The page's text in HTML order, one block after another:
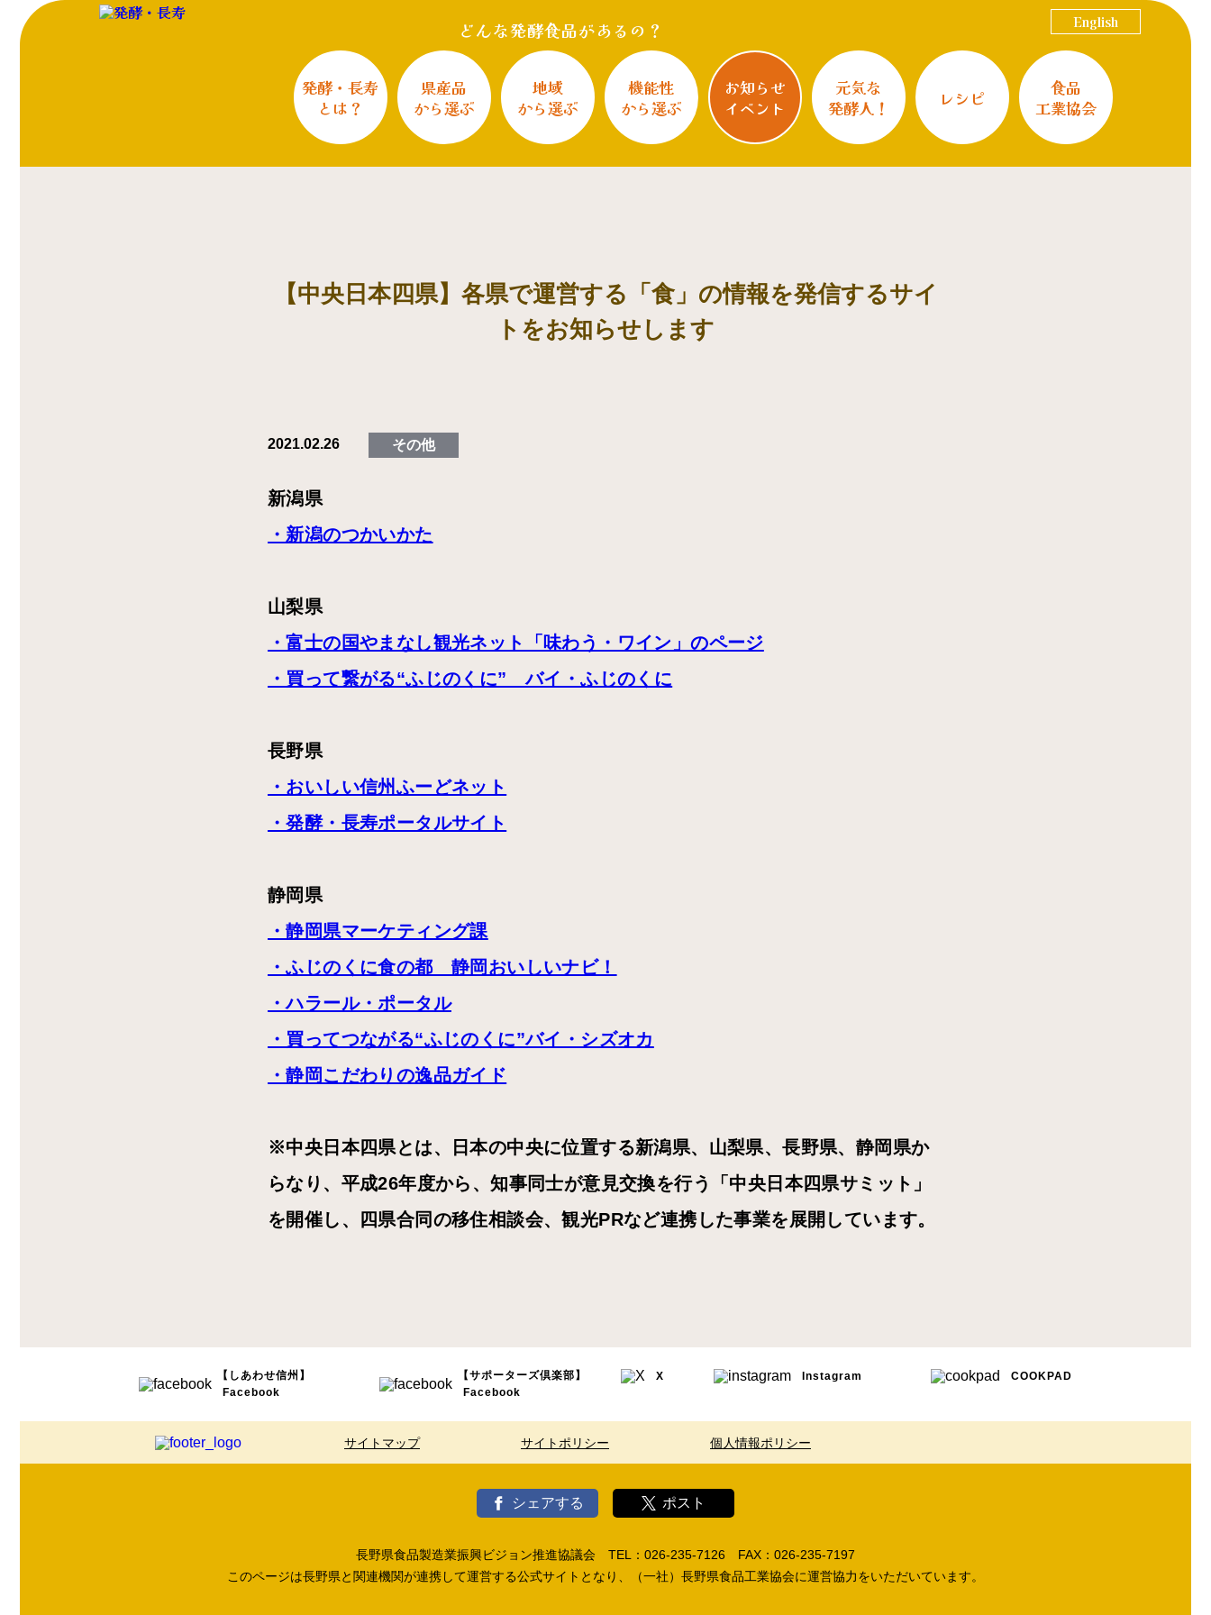
English
どんな発酵食品があるの？
発酵・長寿
とは？
県産品
から選ぶ
地域
から選ぶ
機能性
から選ぶ
お知らせ
イベント
元気な
発酵人！
レシピ
食品
工業協会
【中央日本四県】各県で運営する「食」の情報を発信するサイ
トをお知らせします
2021.02.26 その他
新潟県
・新潟のつかいかた
山梨県
・富士の国やまなし観光ネット「味わう・ワイン」のページ
・買って繋がる“ふじのくに” バイ・ふじのくに
長野県
・おいしい信州ふーどネット
・発酵・長寿ポータルサイト
静岡県
・静岡県マーケティング課
・ふじのくに食の都 静岡おいしいナビ！
・ハラール・ポータル
・買ってつながる“ふじのくに”バイ・シズオカ
・静岡こだわりの逸品ガイド
※中央日本四県とは、日本の中央に位置する新潟県、山梨県、長野県、静岡県か
らなり、平成26年度から、知事同士が意見交換を行う「中央日本四県サミット」
を開催し、四県合同の移住相談会、観光PRなど連携した事業を展開しています。
【しあわせ信州】
Facebook
【サポーターズ倶楽部】
Facebook
X Instagram COOKPAD
サイトマップ サイトポリシー 個人情報ポリシー
シェアする ポスト
長野県食品製造業振興ビジョン推進協議会 TEL：026-235-7126 FAX：026-235-7197
このページは長野県と関連機関が連携して運営する公式サイトとなり、（一社）長野県食品工業協会に運営協力をいただいています。